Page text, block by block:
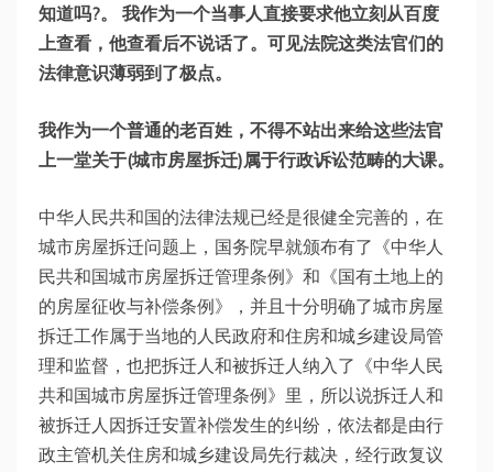
知道吗?。 我作为一个当事人直接要求他立刻从百度
上查看，他查看后不说话了。可见法院这类法官们的
法律意识薄弱到了极点。
我作为一个普通的老百姓，不得不站出来给这些法官
上一堂关于(城市房屋拆迁)属于行政诉讼范畴的大课。
中华人民共和国的法律法规已经是很健全完善的，在
城市房屋拆迁问题上，国务院早就颁布有了《中华人
民共和国城市房屋拆迁管理条例》和《国有土地上的
的房屋征收与补偿条例》，并且十分明确了城市房屋
拆迁工作属于当地的人民政府和住房和城乡建设局管
理和监督，也把拆迁人和被拆迁人纳入了《中华人民
共和国城市房屋拆迁管理条例》里，所以说拆迁人和
被拆迁人因拆迁安置补偿发生的纠纷，依法都是由行
政主管机关住房和城乡建设局先行裁决，经行政复议